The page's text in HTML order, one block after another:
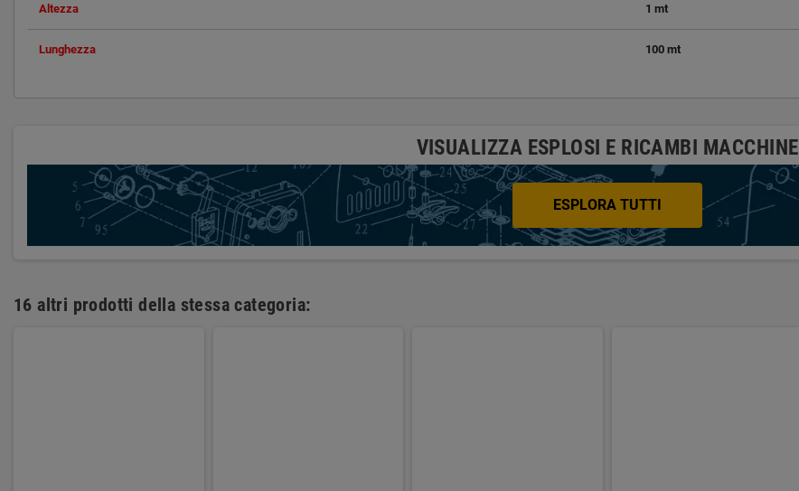
Altezza 1 mt
Lunghezza 100 mt
VISUALIZZA ESPLOSI E RICAMBI MACCHINE
ESPLORA TUTTI
16 altri prodotti della stessa categoria: